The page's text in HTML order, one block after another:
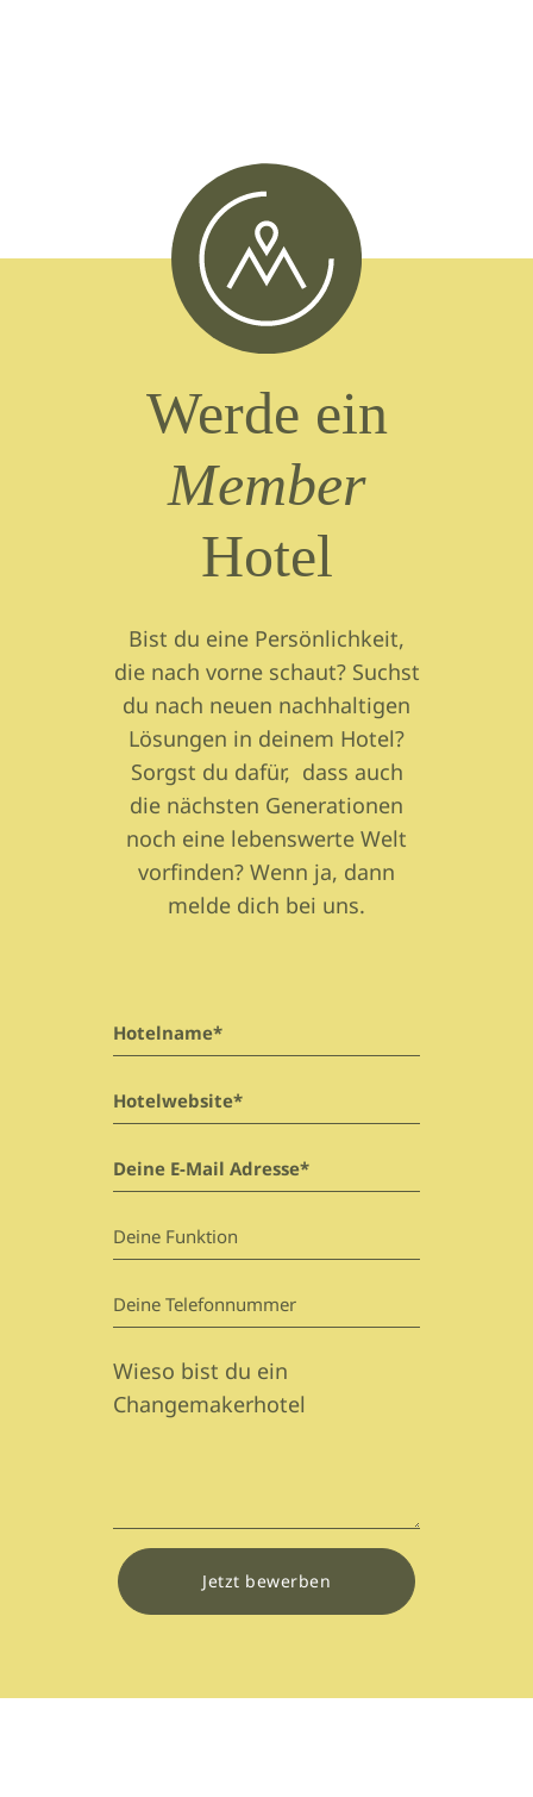
Werde ein
Member
Hotel
Bist du eine Persönlichkeit,
die nach vorne schaut? Suchst
du nach neuen nachhaltigen
Lösungen in deinem Hotel?
Sorgst du dafür, dass auch
die nächsten Generationen
noch eine lebenswerte Welt
vorfinden? Wenn ja, dann
melde dich bei uns.
Jetzt bewerben